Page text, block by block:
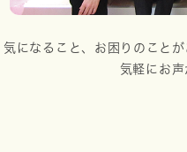
気になること、お困りのこと
気軽にお声